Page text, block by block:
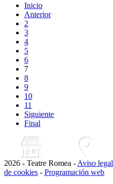
Inicio
Anterior
2
3
4
5
6
7
8
9
10
11
Siguiente
Final
2026 - Teatre Romea - Aviso legal
de cookies - Programación web